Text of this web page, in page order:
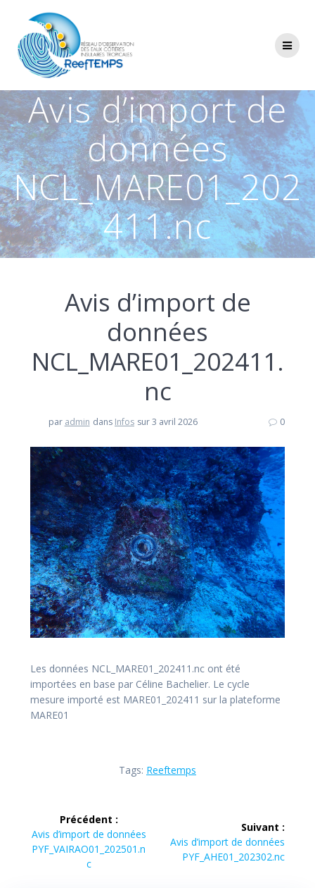
Avis d’import de
données
NCL_MARE01_202
411.nc
Avis d’import de
données
NCL_MARE01_202411.
nc
par admin dans Infos sur 3 avril 2026 0
Les données NCL_MARE01_202411.nc ont été
importées en base par Céline Bachelier. Le cycle
mesure importé est MARE01_202411 sur la plateforme
MARE01
Tags: Reeftemps
Navigation
de
l’article
Précédent :
Article
précédent :
Avis d’import de données
PYF_VAIRAO01_202501.n
c
Suivant :
Article
suivant :
Avis d’import de données
PYF_AHE01_202302.nc